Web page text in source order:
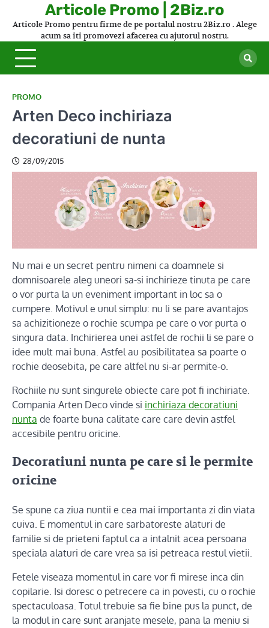
Articole Promo | 2Biz.ro
Articole Promo pentru firme de pe portalul nostru 2Biz.ro . Alege
acum sa iti promovezi afacerea cu ajutorul nostru.
PROMO
Arten Deco inchiriaza
decoratiuni de nunta
28/09/2015
Nu mai e un secret pentru nimeni ca doamnele si
domnisoarele aleg uneori sa-si inchirieze tinuta pe care
o vor purta la un eveniment important in loc sa o
cumpere. Motivul e unul simplu: nu li se pare avantajos
sa achizitioneze o rochie scumpa pe care o vor purta o
singura data. Inchirierea unei astfel de rochii li se pare o
idee mult mai buna. Astfel au posibilitatea sa poarte o
rochie deosebita, pe care altfel nu si-ar permite-o.
Rochiile nu sunt singurele obiecte care pot fi inchiriate.
Compania Arten Deco vinde si inchiriaza decoratiuni
nunta de foarte buna calitate care care devin astfel
accesibile pentru oricine.
Decoratiuni nunta pe care si le permite
oricine
Se spune ca ziua nuntii e cea mai importanta zi din viata
cuiva. E momentul in care sarbatoreste alaturi de
familie si de prieteni faptul ca a intalnit acea persoana
speciala alaturi de care vrea sa isi petreaca restul vietii.
Fetele viseaza momentul in care vor fi mirese inca din
copilarie. Isi doresc o petrecere ca in povesti, cu o rochie
spectaculoasa. Totul trebuie sa fie bine pus la punct, de
la modul in care sunt aranjate mesele, pana la meniu si